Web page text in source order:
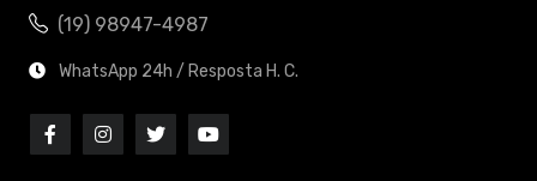
(19) 98947-4987
WhatsApp 24h / Resposta H. C.